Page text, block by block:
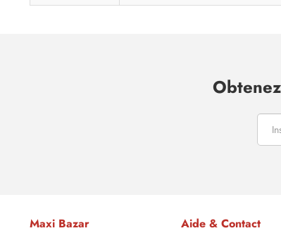
Maxi Bazar Aide & Contact